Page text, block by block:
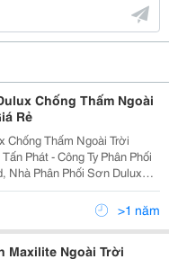
Chống Thấm Ngoài
Rẻ
Chống Thấm Ngoài Trời
Nhà Phân Phối Sơn Dulux
Chống Thấm Giá Tốt Nhất
Cấp Bề Mặt Mờ Weathers>1 năm
Maxilite Ngoài Trời